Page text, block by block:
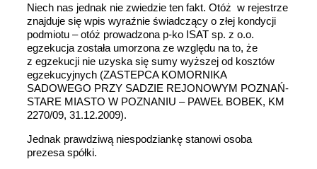
Niech nas jednak nie zwiedzie ten fakt. Otóż w rejestrze
znajduje się wpis wyraźnie świadczący o złej kondycji
podmiotu – otóż prowadzona p-ko ISAT sp. z o.o.
egzekucja została umorzona ze względu na to, że
z egzekucji nie uzyska się sumy wyższej od kosztów
egzekucyjnych (ZASTEPCA KOMORNIKA
SADOWEGO PRZY SADZIE REJONOWYM POZNAŃ-
STARE MIASTO W POZNANIU – PAWEŁ BOBEK, KM
2270/09, 31.12.2009).
Jednak prawdziwą niespodziankę stanowi osoba
prezesa spółki.